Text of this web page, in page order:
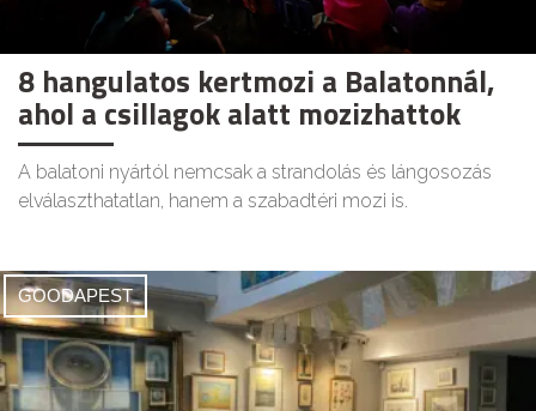
8 hangulatos kertmozi a Balatonnál,
ahol a csillagok alatt mozizhattok
A balatoni nyártól nemcsak a strandolás és lángosozás
elválaszthatatlan, hanem a szabadtéri mozi is.
GOODAPEST